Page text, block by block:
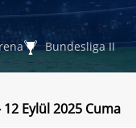
Bundesliga II
Eylül 2025 Cuma